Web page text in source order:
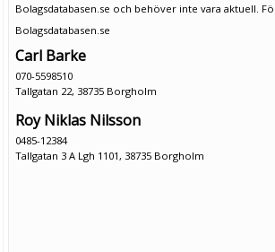
Bolagsdatabasen.se och behöver inte vara aktuell.
Bolagsdatabasen.se
Carl Barke
070-5598510
Tallgatan 22, 38735 Borgholm
Roy Niklas Nilsson
0485-12384
Tallgatan 3 A Lgh 1101, 38735 Borgholm